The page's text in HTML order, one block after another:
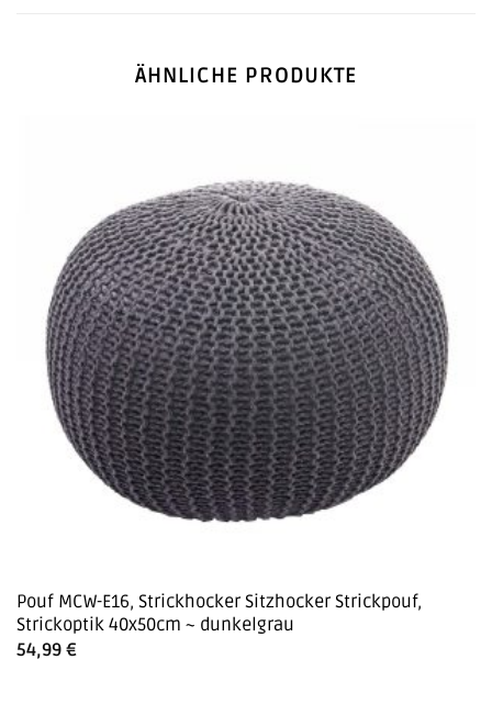
ÄHNLICHE PRODUKTE
Pouf MCW-E16, Strickhocker Sitzhocker Strickpouf,
Strickoptik 40x50cm ~ dunkelgrau
54,99 €